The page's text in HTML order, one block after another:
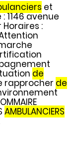
et
1146 avenue
:
de
rapprocher de
AMBULANCIERS